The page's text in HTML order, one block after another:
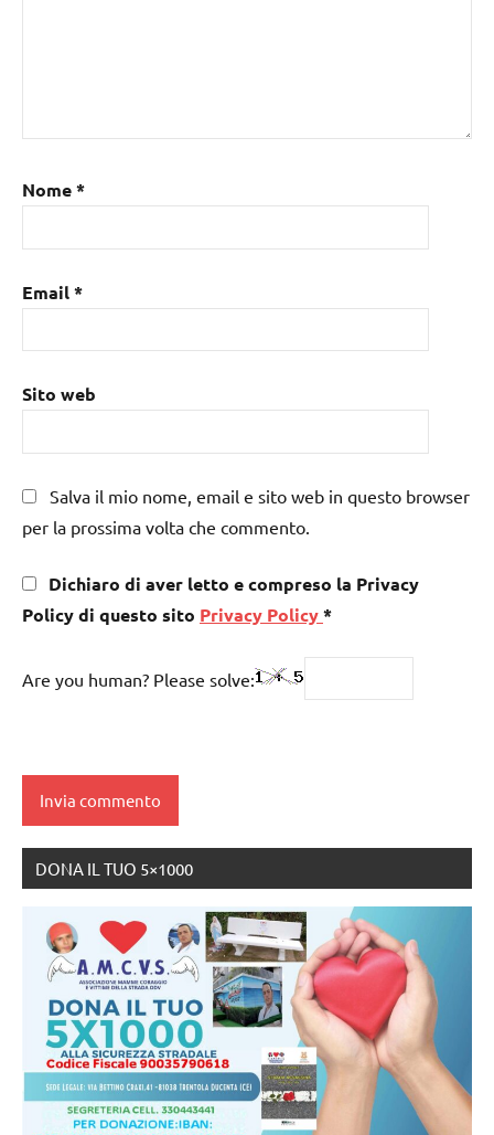
Nome*
Email*
Sito web
Salva il mio nome, email e sito web in questo browser
per la prossima volta che commento.
Dichiaro di aver letto e compreso la Privacy
Policy di questo sito Privacy Policy*
Are you human? Please solve:
DONA IL TUO 5×1000